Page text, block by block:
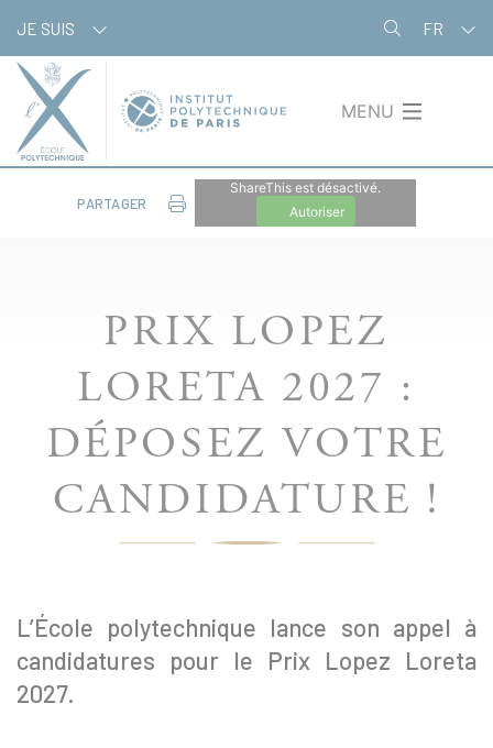
au
contenu
principal
JE SUIS FR
MENU
PARTAGER
ShareThis est désactivé.
Autoriser
PRIX LOPEZ
LORETA 2027 :
DÉPOSEZ VOTRE
CANDIDATURE !
L’École polytechnique lance son appel à
candidatures pour le Prix Lopez Loreta
2027.